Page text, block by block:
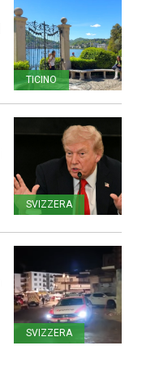
TICINO
SVIZZERA
SVIZZERA